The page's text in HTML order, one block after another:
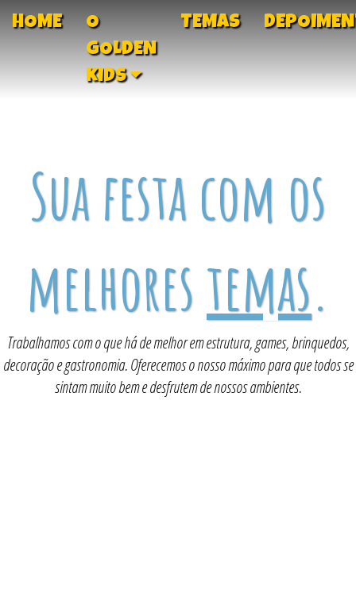
HOME
O
GOLDEN
KIDS
TEMAS
Sua festa com os
melhorestemas.
Trabalhamos com o que há de melhor em estrutura, games, brinquedos,
decoração e gastronomia. Oferecemos o nosso máximo para que todos se
sintam muito bem e desfrutem de nossos ambientes.